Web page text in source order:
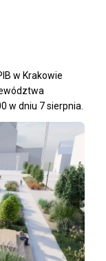
w Krakowie
w dniu 7 sierpnia.